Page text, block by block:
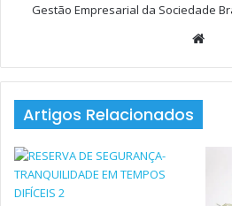
EM RENDA
INTRODUÇÃO
Gestão Empresarial da Sociedade
Artigos Relacionados